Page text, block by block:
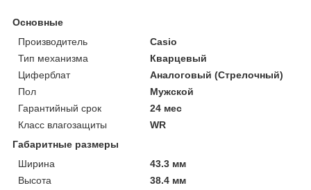
Основные
Производитель
Casio
Тип механизма
Кварцевый
Циферблат
Аналоговый (Стрелочный)
Пол
Мужской
Гарантийный срок
24 мес
Класс влагозащиты
WR
Габаритные размеры
Ширина
43.3 мм
Высота
38.4 мм